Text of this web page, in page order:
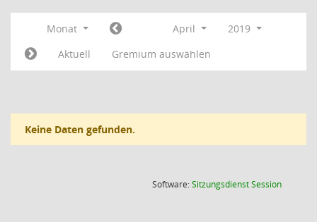
Monat April
2019
Aktuell
Gremium auswählen
Keine Daten gefunden.
Software:SitzungsdienstSession(Wird in